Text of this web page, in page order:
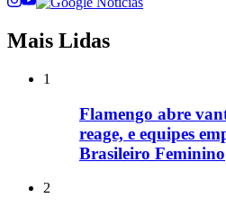
Mais Lidas
1
Flamengo abre
reage, e equipes
Brasileiro Feminino
2